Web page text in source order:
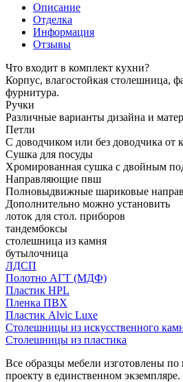
Описание
Отделка
Информация
Отзывы
Что входит в комплект кухни?
Корпус, влагостойкая столешница,
фурнитура.
Ручки
Различные варианты дизайна и
Петли
С доводчиком или без доводчика от
Сушка для посуды
Хромированная сушка с двойным
Направляющие пвш
Полновыдвижные шариковые
Дополнительно можно установить
лоток для стол. приборов
тандембоксы
столешница из камня
бутылочница
ЛДСП
Полотно АГТ (МДФ)
Пластик HPL
Пленка ПВХ
Пластик Alvic Luxe
Столешницы из искусственного
Столешницы из пластика
Все образцы мебели изготовлены
проекту в единственном экземпляре.